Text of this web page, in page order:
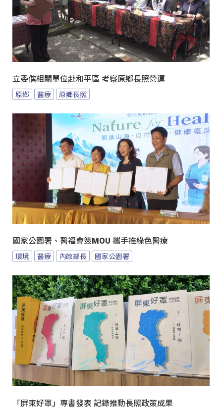
立委偕相關單位赴和平區 考察原鄉長照營運
原鄉 醫療 原鄉長照
國家公園署、醫福會簽MOU 攜手推綠色醫療
環境 醫療 內政部長 國家公園署
「屏東好罩」專書發表 記錄推動長照政策成果